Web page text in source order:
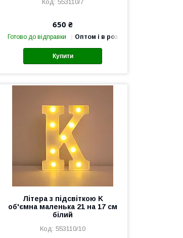
553110/7
650 ₴
Готово до відправки Оптом і в роздріб
Купити
Літера з підсвіткою K
об'ємна маленька 21 на 17 см
білий
553110/10